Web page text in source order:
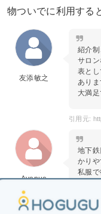
物ついでに利用する
友添敏之
紹介
サロ
表と
あり
大満足
Avenue
地下
かりや
私服
つい
街中
です。